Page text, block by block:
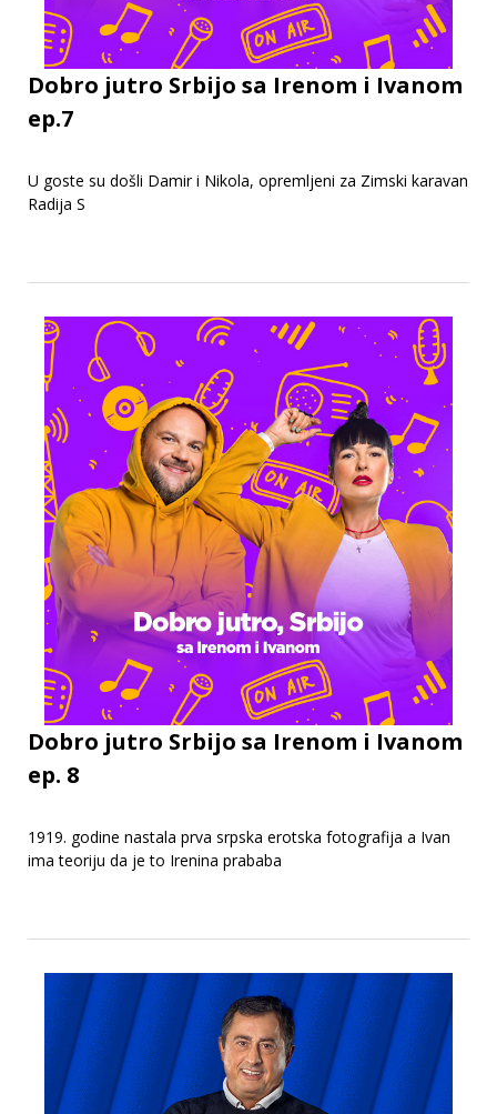
Dobro jutro Srbijo sa Irenom i Ivanom
ep.7
U goste su došli Damir i Nikola, opremljeni za Zimski karavan
Radija S
Dobro jutro Srbijo sa Irenom i Ivanom
ep. 8
1919. godine nastala prva srpska erotska fotografija a Ivan
ima teoriju da je to Irenina prababa